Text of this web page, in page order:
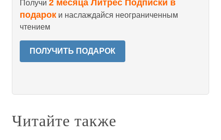
Получи 2 месяца Литрес Подписки в
подарок и наслаждайся неограниченным
чтением
ПОЛУЧИТЬ ПОДАРОК
Читайте также